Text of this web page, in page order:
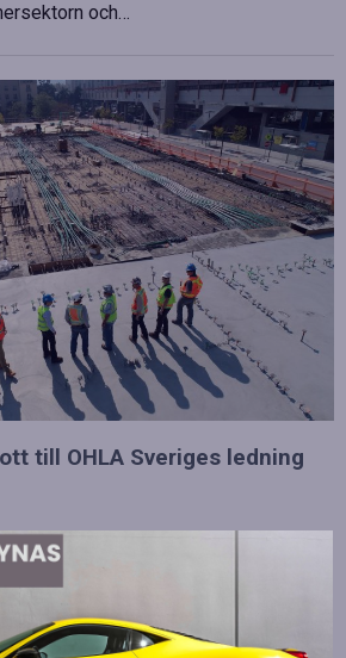
och…
till OHLA Sveriges ledning
sin ledningsgrupp genom att anställa
chef och María Vazquez som
Båda började sina nya tjänster den 1